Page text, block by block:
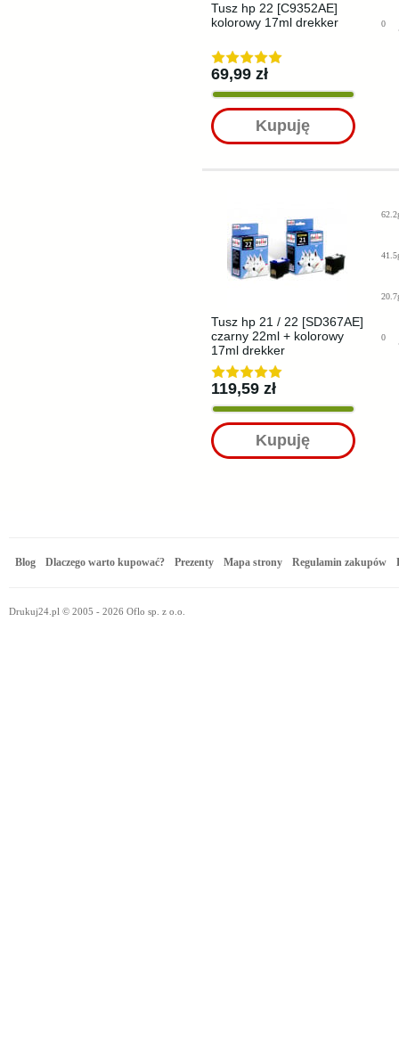
Tusz hp 22 [C9352AE]
kolorowy 17ml drekker
69,99 zł
Kupuję
0
Tusz hp 21 / 22 [SD367AE]
czarny 22ml + kolorowy
17ml drekker
119,59 zł
Kupuję
0
Blog Dlaczego warto kupować? Prezenty Mapa strony Regulamin zakupów
Drukuj24.pl © 2005 - 2026 Oflo sp. z o.o.